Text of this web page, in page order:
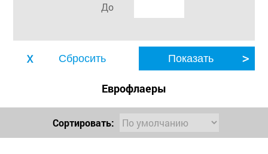
До
Еврофлаеры
Сортировать: